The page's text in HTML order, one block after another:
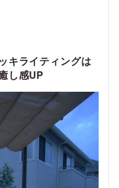
キライティングは
し感UP